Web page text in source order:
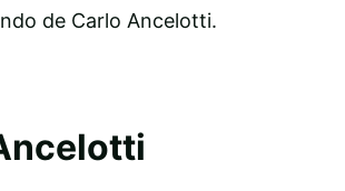
de Carlo Ancelotti.